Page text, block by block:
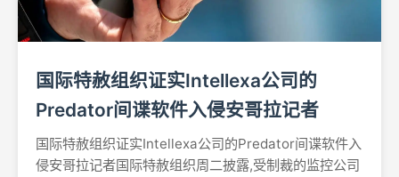
国际特赦组织证实Intellexa公司的
Predator间谍软件入侵安哥拉记者
国际特赦组织证实Intellexa公司的Predator间谍软件入
侵安哥拉记者国际特赦组织周二披露,受制裁的监控公司